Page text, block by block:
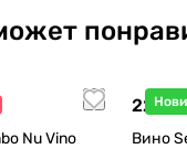
Nu Vino
22
Вино